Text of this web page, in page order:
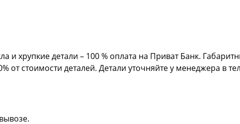
и хрупкие детали – 100 % оплата на Приват Банк.
от стоимости деталей. Детали уточняйте у менеджера в